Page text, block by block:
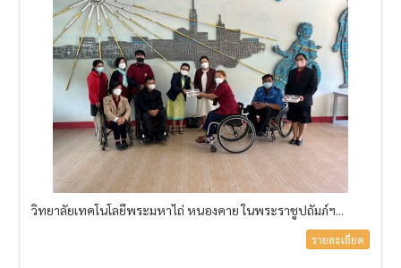
วิทยาลัยเทคโนโลยีพระมหาไถ่ หนองคาย ในพระราชูปถัมภ์ฯ...
รายละเอียด